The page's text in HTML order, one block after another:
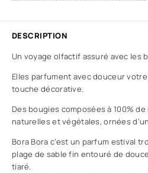
DESCRIPTION
Un voyage olfactif assuré avec les
Elles parfument avec douceur
touche décorative.
Des bougies composées à 100%
naturelles et végétales, ornées
Bora Bora c’est un parfum estival
plage de sable fin entouré de
tiaré.